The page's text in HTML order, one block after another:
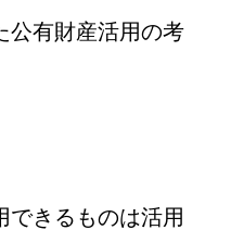
公有財産活用の考
できるものは活用